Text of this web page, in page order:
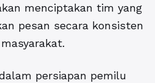
menciptakan tim yang
pesan secara konsisten
persiapan pemilu